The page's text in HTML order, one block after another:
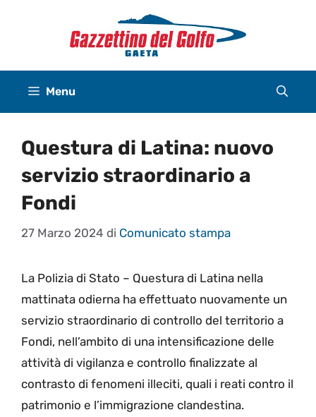
Menu
Questura di Latina: nuovo
servizio straordinario a
Fondi
27 Marzo 2024 di Comunicato stampa
La Polizia di Stato – Questura di Latina nella
mattinata odierna ha effettuato nuovamente un
servizio straordinario di controllo del territorio a
Fondi, nell’ambito di una intensificazione delle
attività di vigilanza e controllo finalizzate al
contrasto di fenomeni illeciti, quali i reati contro il
patrimonio e l’immigrazione clandestina.